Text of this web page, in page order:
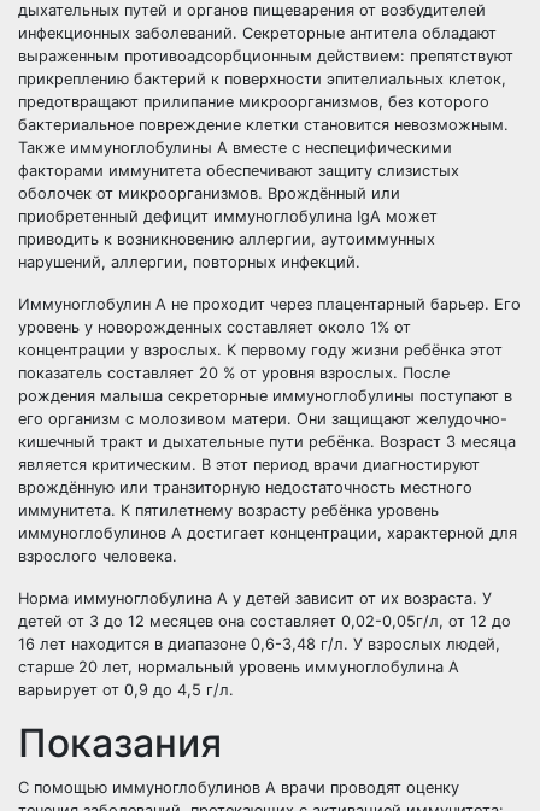
дыхательных путей и органов пищеварения от возбудителей
инфекционных заболеваний. Секреторные антитела обладают
выраженным противоадсорбционным действием: препятствуют
прикреплению бактерий к поверхности эпителиальных клеток,
предотвращают прилипание микроорганизмов, без которого
бактериальное повреждение клетки становится невозможным.
Также иммуноглобулины А вместе с неспецифическими
факторами иммунитета обеспечивают защиту слизистых
оболочек от микроорганизмов. Врождённый или
приобретенный дефицит иммуноглобулина IgА может
приводить к возникновению аллергии, аутоиммунных
нарушений, аллергии, повторных инфекций.
Иммуноглобулин A не проходит через плацентарный барьер. Его
уровень у новорожденных составляет около 1% от
концентрации у взрослых. К первому году жизни ребёнка этот
показатель составляет 20 % от уровня взрослых. После
рождения малыша секреторные иммуноглобулины поступают в
его организм с молозивом матери. Они защищают желудочно-
кишечный тракт и дыхательные пути ребёнка. Возраст 3 месяца
является критическим. В этот период врачи диагностируют
врождённую или транзиторную недостаточность местного
иммунитета. К пятилетнему возрасту ребёнка уровень
иммуноглобулинов А достигает концентрации, характерной для
взрослого человека.
Норма иммуноглобулина А у детей зависит от их возраста. У
детей от 3 до 12 месяцев она составляет 0,02-0,05г/л, от 12 до
16 лет находится в диапазоне 0,6-3,48 г/л. У взрослых людей,
старше 20 лет, нормальный уровень иммуноглобулина А
варьирует от 0,9 до 4,5 г/л.
Показания
С помощью иммуноглобулинов А врачи проводят оценку